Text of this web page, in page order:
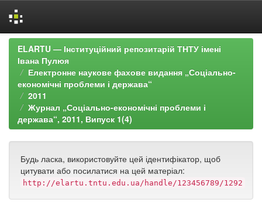
Skip
navigation
ELARTU — Інституційний репозитарій ТНТУ імені
Івана Пулюя
Електронне наукове фахове видання „Соціально-
економічні проблеми і держава“
2011
Журнал „Соціально-економічні проблеми і
держава“, 2011, Випуск 1(4)
Будь ласка, використовуйте цей ідентифікатор, щоб
цитувати або посилатися на цей матеріал:
http://elartu.tntu.edu.ua/handle/123456789/1292